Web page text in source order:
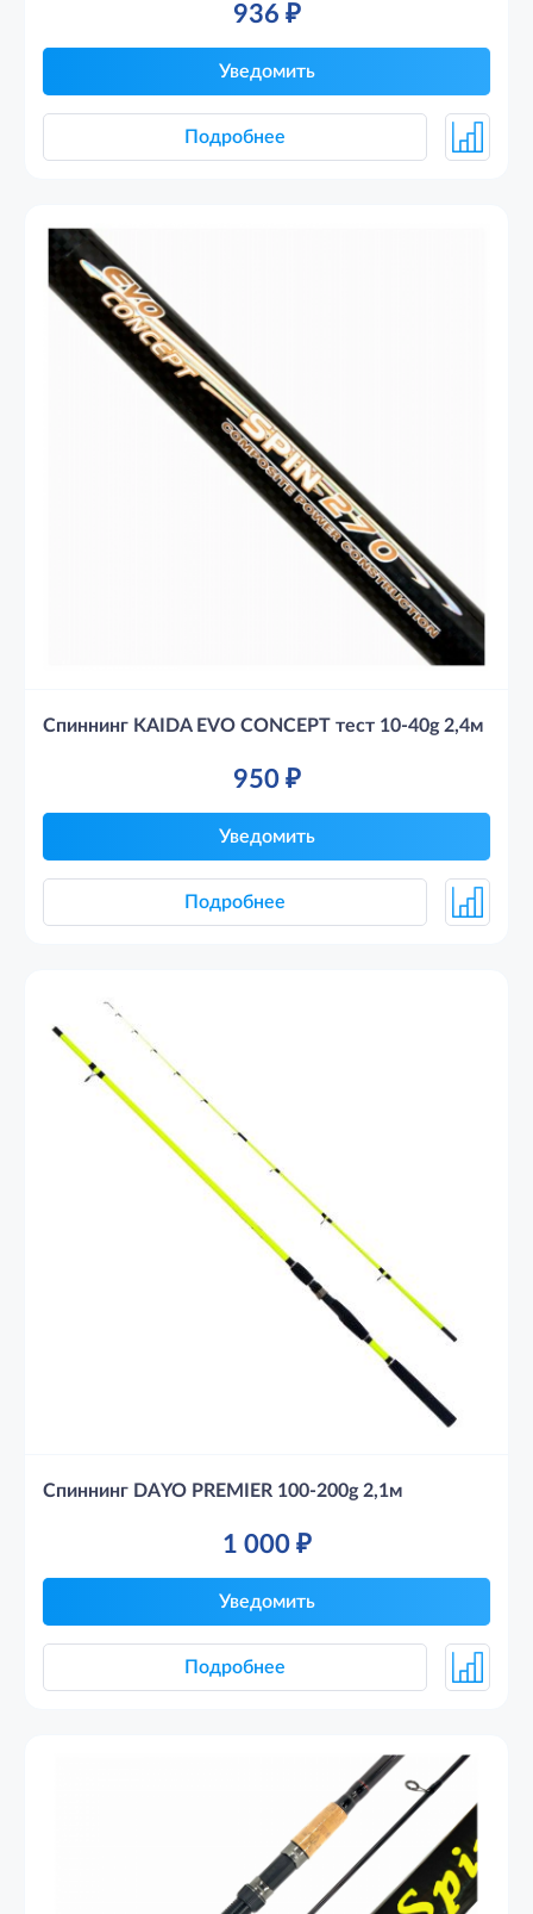
936 ₽
Уведомить
Подробнее
Спиннинг KAIDA EVO CONCEPT тест 10-40g 2,4м
950₽
Уведомить
Подробнее
Спиннинг DAYO PREMIER 100-200g 2,1м
1 000₽
Уведомить
Подробнее